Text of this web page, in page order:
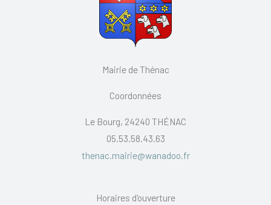
Mairie de Thénac
Coordonnées
Le Bourg, 24240 THÉNAC
05.53.58.43.63
thenac.mairie@wanadoo.fr
Horaires d'ouverture